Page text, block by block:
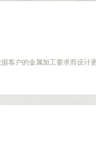
客户的金属加工要求而设计